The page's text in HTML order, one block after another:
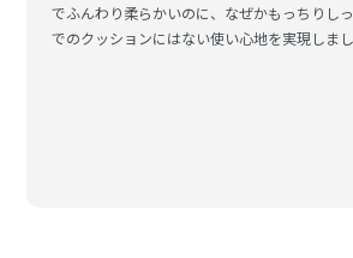
でふんわり柔らかいのに、なぜかもっちりし
でのクッションにはない使い心地を実現しまし